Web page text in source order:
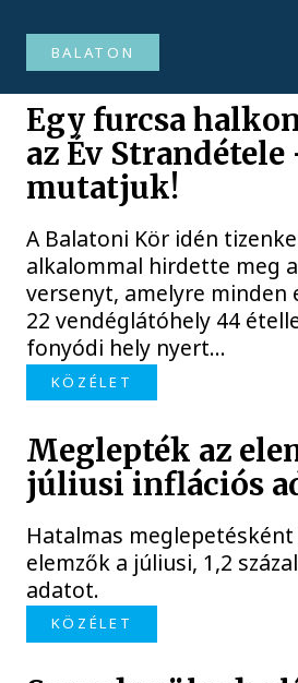
BALATON
Egy furcsa
az Év Strandétele
mutatjuk!
A Balatoni Kör idén
alkalommal hirdette meg
versenyt, amelyre minden
22 vendéglátóhely 44
fonyódi hely nyert...
KÖZÉLET
Meglepték az
júliusi inflációs
Hatalmas
elemzők a júliusi, 1,2
adatot.
KÖZÉLET